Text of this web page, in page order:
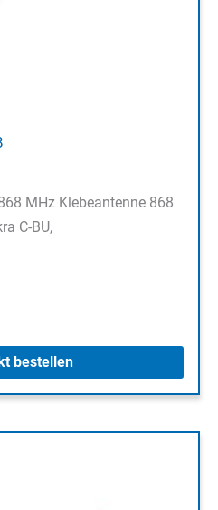
MHz Klebeantenne 868
C-BU,
bestellen